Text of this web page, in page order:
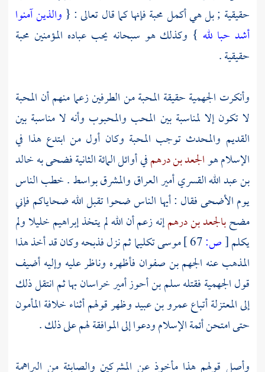
حقيقية ; بل هي أكمل محبة فإنها كما قال تعالى : { والذين آمنوا
أشد حبا لله } وكذلك هو سبحانه يحب عباده المؤمنين محبة
حقيقية .
وأنكرت الجهميةحقيقة المحبة من الطرفين زعما منهم أن المحبة
لا تكون إلا لمناسبة بين المحب والمحبوب وأنه لا مناسبة بين
القديم والمحدث توجب المحبة وكان أول من ابتدع هذا في
الإسلام هوالجعد بن درهمفي أوائل المائة الثانية فضحى بهخالد
بن عبد الله القسريأميرالعراقوالمشرقبواسط. خطب الناس
يوم الأضحى فقال : أيها الناس ضحوا تقبل الله ضحاياكم فإني
مضحبالجعد بن درهمإنه زعم أن الله لم يتخذإبراهيمخليلا ولم
يكلم[ص: موسىتكليما ثم نزل فذبحه وكان قد أخذ هذا
المذهب عنه الجهم بن صفوان فأظهره وناظر عليه وإليه أضيف
قولالجهميةفقتلهسلم بن أحوزأميرخراسانبها ثم انتقل ذلك
إلىالمعتزلةأتباععمرو بن عبيدوظهر قولهم أثناء خلافةالمأمون
حتى امتحن أئمة الإسلام ودعوا إلى الموافقة لهم على ذلك .
وأصل قولهم هذا مأخوذ عن المشركين والصابئةمن البراهمة